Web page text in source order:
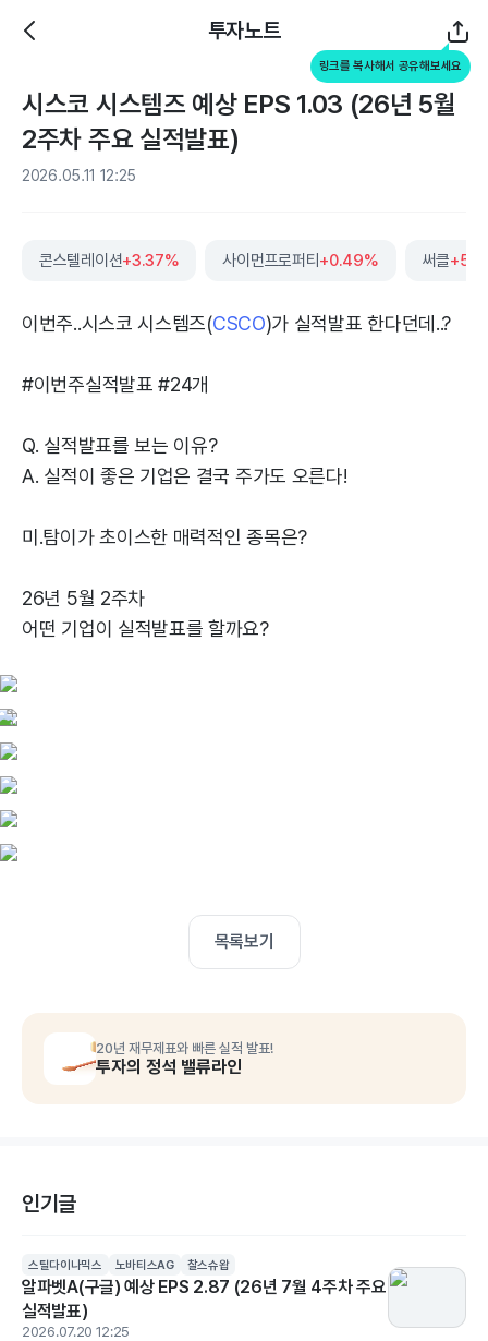
투자노트
링크를 복사해서 공유해보세요
시스코 시스템즈 예상 EPS 1.03 (26년 5월
2주차 주요 실적발표)
2026.05.11 12:25
콘스텔레이션+3.37% 사이먼프로퍼티 +0.49% 써클
이번주..시스코 시스템즈(CSCO)가 실적발표 한다던데..?
#이번주실적발표 #24개
Q. 실적발표를 보는 이유?
A. 실적이 좋은 기업은 결국 주가도 오른다!
미.탐이가 초이스한 매력적인 종목은?
26년 5월 2주차
어떤 기업이 실적발표를 할까요?
목록보기
20년 재무제표와 빠른 실적 발표!
투자의 정석 밸류라인
인기글
스틸다이나믹스 노바티스AG 찰스슈왑
알파벳A(구글) 예상 EPS 2.87 (26년 7월 4주차 주요
실적발표)
2026.07.20 12:25